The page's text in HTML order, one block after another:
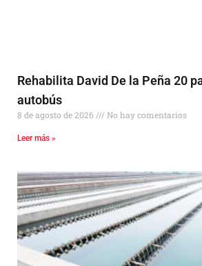
Rehabilita David De la Peña 20
autobús
8 de agosto de 2026 No hay comentarios
Leer más »